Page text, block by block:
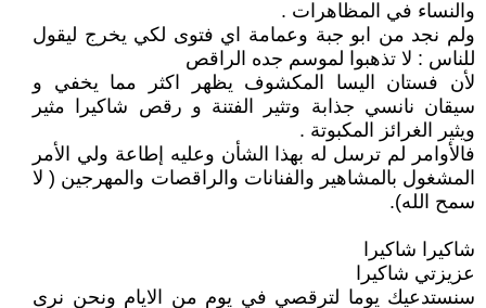
والنساء في المظاهرات .
ولم نجد من ابو جبة وعمامة اي فتوى لكي يخرج ليقول
للناس : لا تذهبوا لموسم جده الراقص
لأن فستان اليسا المكشوف يظهر اكثر مما يخفي و
سيقان نانسي جذابة وتثير الفتنة و رقص شاكيرا مثير
ويثير الغرائز المكبوتة .
فالأوامر لم ترسل له بهذا الشأن وعليه إطاعة ولي الأمر
المشغول بالمشاهير والفنانات والراقصات والمهرجين ( لا
سمح الله).
شاكيرا شاكيرا
عزيزتي شاكيرا
سنستدعيك يوما لترقصي في يوم من الايام ونحن نرى